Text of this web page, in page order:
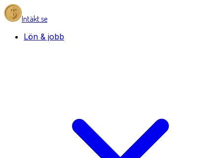
Intäkt.se
Lön & jobb